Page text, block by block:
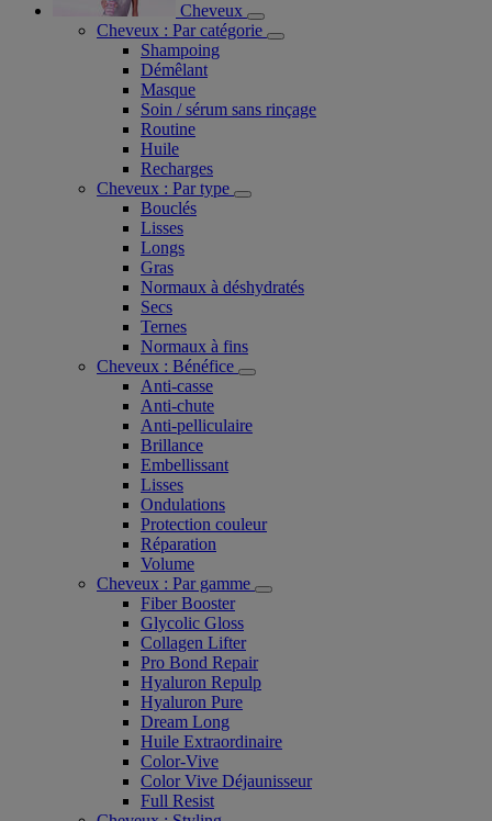
Cheveux
Cheveux : Par catégorie
Shampoing
Démêlant
Masque
Soin / sérum sans rinçage
Routine
Huile
Recharges
Cheveux : Par type
Bouclés
Lisses
Longs
Gras
Normaux à déshydratés
Secs
Ternes
Normaux à fins
Cheveux : Bénéfice
Anti-casse
Anti-chute
Anti-pelliculaire​
Brillance
Embellissant
Lisses
Ondulations
Protection couleur​
Réparation
Volume
Cheveux : Par gamme
Fiber Booster
Glycolic Gloss
Collagen Lifter
Pro Bond Repair
Hyaluron Repulp
Hyaluron Pure
Dream Long
Huile Extraordinaire
Color-Vive
Color Vive Déjaunisseur
Full Resist